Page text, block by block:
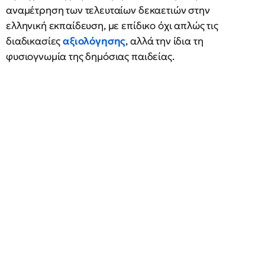
αναμέτρηση των τελευταίων δεκαετιών στην
ελληνική εκπαίδευση, με επίδικο όχι απλώς τις
διαδικασίεςαξιολόγησης, αλλά την ίδια τη
φυσιογνωμία της δημόσιας παιδείας.